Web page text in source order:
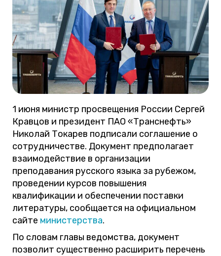
1 июня министр просвещения России Сергей
Кравцов и президент ПАО «Транснефть»
Николай Токарев подписали соглашение о
сотрудничестве. Документ предполагает
взаимодействие в организации
преподавания русского языка за рубежом,
проведении курсов повышения
квалификации и обеспечении поставки
литературы, сообщается на официальном
сайте министерства.
По словам главы ведомства, документ
позволит существенно расширить перечень